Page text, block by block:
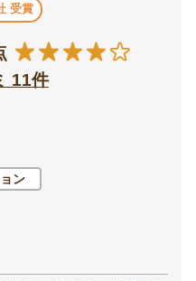
受賞
11件
ン